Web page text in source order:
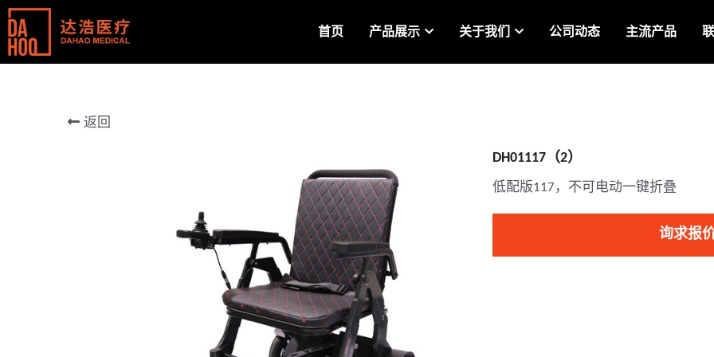
首页 产品展示 关于我们 公司动态 主流产品
返回
DH01117（2）
低配版117，不可电动一键折叠
询求报